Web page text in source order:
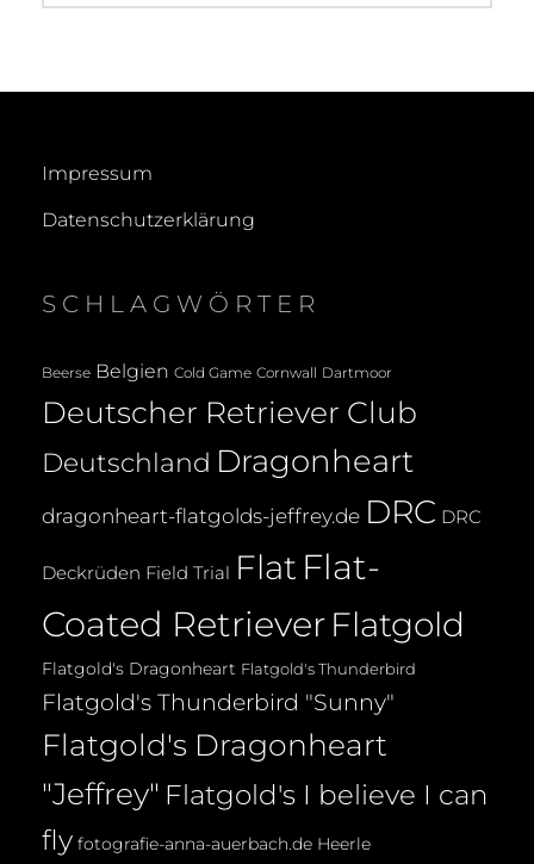
Impressum
Datenschutzerklärung
SCHLAGWÖRTER
Beerse Belgien Cold Game Cornwall Dartmoor
Deutscher Retriever Club
Deutschland Dragonheart
dragonheart-flatgolds-jeffrey.de DRC DRC
Deckrüden Field Trial Flat Flat-
Coated Retriever Flatgold
Flatgold's Dragonheart Flatgold's Thunderbird
Flatgold's Thunderbird "Sunny"
Flatgold's Dragonheart
"Jeffrey" Flatgold's I believe I can
fly fotografie-anna-auerbach.de Heerle